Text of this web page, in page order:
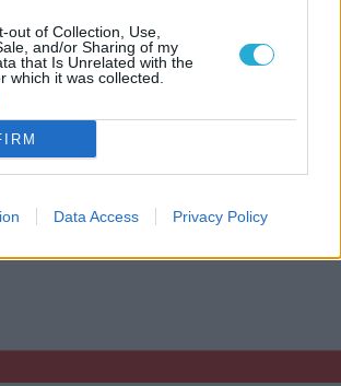
out of Collection, Use,
and/or Sharing of my
that Is Unrelated with the
which it was collected.
Data Access Privacy Policy